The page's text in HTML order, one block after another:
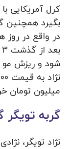
کرل آمریکایی
بگیرد همچنین
در واقع در
شود و ریزش مو
میلیون تومان
گربه تویگر
نژاد تویگر،